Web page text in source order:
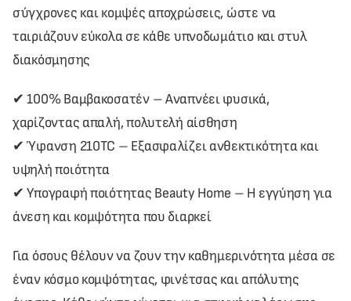
σύγχρονες και κομψές αποχρώσεις, ώστε να
ταιριάζουν εύκολα σε κάθε υπνοδωμάτιο και στυλ
διακόσμησης
✔ 100% Βαμβακοσατέν – Αναπνέει φυσικά,
χαρίζοντας απαλή, πολυτελή αίσθηση
✔ Ύφανση 210TC – Εξασφαλίζει ανθεκτικότητα και
υψηλή ποιότητα
✔ Υπογραφή ποιότητας Beauty Home – Η εγγύηση για
άνεση και κομψότητα που διαρκεί
Για όσους θέλουν να ζουν την καθημερινότητα μέσα σε
έναν κόσμο κομψότητας, φινέτσας και απόλυτης